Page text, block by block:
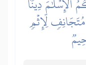
لِّإِثۡمٖ